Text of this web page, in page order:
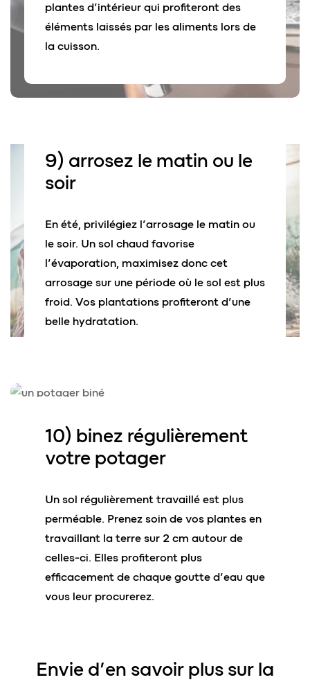
plantes d’intérieur qui profiteront des
éléments laissés par les aliments lors de
la cuisson.
9) arrosez le matin ou le
soir
En été, privilégiez l’arrosage le matin ou
le soir. Un sol chaud favorise
l’évaporation, maximisez donc cet
arrosage sur une période où le sol est plus
froid. Vos plantations profiteront d’une
belle hydratation.
10) binez régulièrement
votre potager
Un sol régulièrement travaillé est plus
perméable. Prenez soin de vos plantes en
travaillant la terre sur 2 cm autour de
celles-ci. Elles profiteront plus
efficacement de chaque goutte d’eau que
vous leur procurerez.
Envie d’en savoir plus sur la